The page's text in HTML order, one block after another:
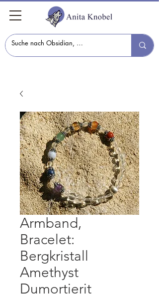
Armband,
Bracelet:
Bergkristall
Amethyst
Dumortierit